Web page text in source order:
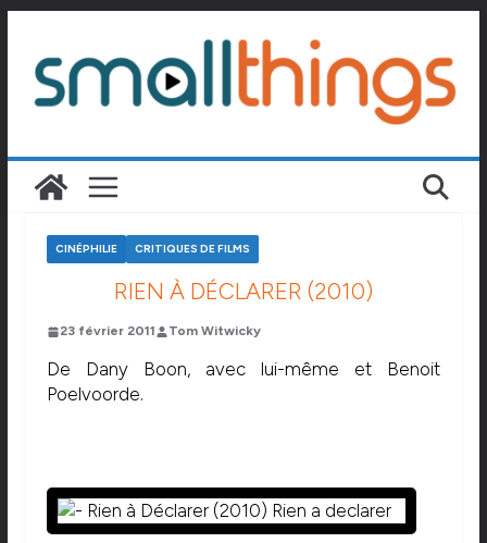
contenu
CINÉPHILIE CRITIQUES DE FILMS
RIEN À DÉCLARER (2010)
23 février 2011 Tom Witwicky
De Dany Boon, avec lui-même et Benoit
Poelvoorde.